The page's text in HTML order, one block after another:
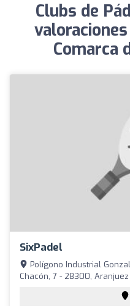
Clubs de
Comarca
SixPadel
Polígono Industrial
Chacón, 7 - 28300, Aranjuez